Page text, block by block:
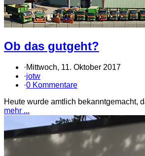
Ob das gutgeht?
·Mittwoch, 11. Oktober 2017
·jotw
·0 Kommentare
Heute wurde amtlich bekanntgemacht,
mehr ...